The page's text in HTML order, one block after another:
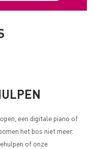
een digitale piano of
het bos niet meer.
of onze